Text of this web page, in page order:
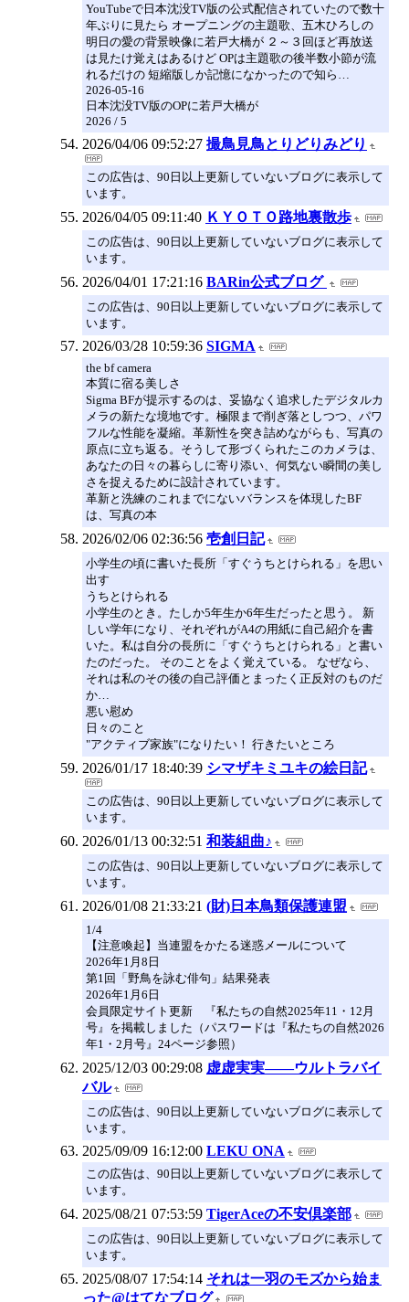
YouTubeで日本沈没TV版の公式配信されていたので数十
年ぶりに見たら オープニングの主題歌、五木ひろしの
明日の愛の背景映像に若戸大橋が ２～３回ほど再放送
は見たけ覚えはあるけど OPは主題歌の後半数小節が流
れるだけの 短縮版しか記憶になかったので知ら…
2026-05-16
日本沈没TV版のOPに若戸大橋が
2026 / 5
2026/04/06 09:52:27 撮鳥見鳥とりどりみどり
この広告は、90日以上更新していないブログに表示して
います。
2026/04/05 09:11:40 ＫＹＯＴＯ路地裏散歩
この広告は、90日以上更新していないブログに表示して
います。
2026/04/01 17:21:16 BARin公式ブログ
この広告は、90日以上更新していないブログに表示して
います。
2026/03/28 10:59:36 SIGMA
the bf camera
本質に宿る美しさ
Sigma BFが提示するのは、妥協なく追求したデジタルカ
メラの新たな境地です。極限まで削ぎ落としつつ、パワ
フルな性能を凝縮。革新性を突き詰めながらも、写真の
原点に立ち返る。そうして形づくられたこのカメラは、
あなたの日々の暮らしに寄り添い、何気ない瞬間の美し
さを捉えるために設計されています。
革新と洗練のこれまでにないバランスを体現したBF
は、写真の本
2026/02/06 02:36:56 壱創日記
小学生の頃に書いた長所「すぐうちとけられる」を思い
出す
うちとけられる
小学生のとき。たしか5年生か6年生だったと思う。 新
しい学年になり、それぞれがA4の用紙に自己紹介を書
いた。私は自分の長所に「すぐうちとけられる」と書い
たのだった。 そのことをよく覚えている。 なぜなら、
それは私のその後の自己評価とまったく正反対のものだ
か…
悪い慰め
日々のこと
"アクティブ家族"になりたい！ 行きたいところ
2026/01/17 18:40:39 シマザキミユキの絵日記
この広告は、90日以上更新していないブログに表示して
います。
2026/01/13 00:32:51 和装組曲♪
この広告は、90日以上更新していないブログに表示して
います。
2026/01/08 21:33:21 (財)日本鳥類保護連盟
1/4
【注意喚起】当連盟をかたる迷惑メールについて
2026年1月8日
第1回「野鳥を詠む俳句」結果発表
2026年1月6日
会員限定サイト更新 『私たちの自然2025年11・12月
号』を掲載しました（パスワードは『私たちの自然2026
年1・2月号』24ページ参照）
2025/12/03 00:29:08 虚虚実実――ウルトラバイ
バル
この広告は、90日以上更新していないブログに表示して
います。
2025/09/09 16:12:00 LEKU ONA
この広告は、90日以上更新していないブログに表示して
います。
2025/08/21 07:53:59 TigerAceの不安倶楽部
この広告は、90日以上更新していないブログに表示して
います。
2025/08/07 17:54:14 それは一羽のモズから始ま
った@はてなブログ